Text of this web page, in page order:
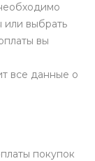
или выбрать
вы
все данные о
покупок